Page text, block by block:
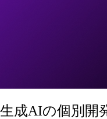
生成AIの個別開